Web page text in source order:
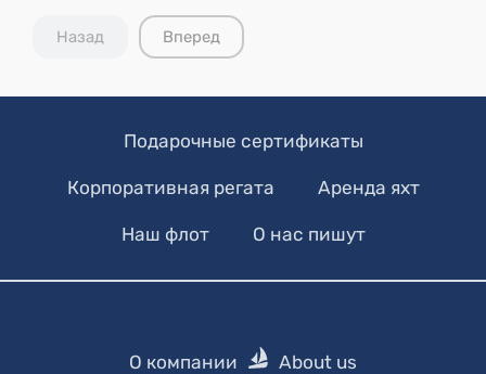
Назад Вперед
Подарочные сертификаты
Корпоративная регата Аренда яхт
Наш флот О нас пишут
О компании About us